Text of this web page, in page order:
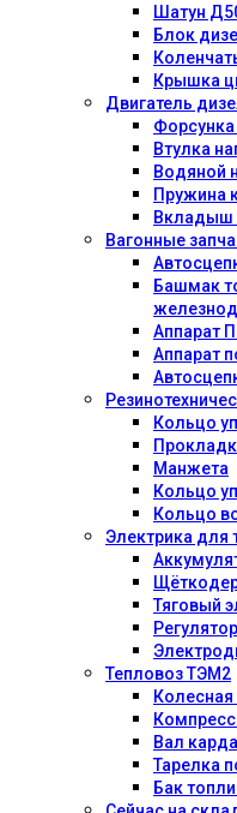
Шатун
Блок
Крышка
Двигатель
Втулка
Водяной
Пружина
Вкладыш
Вагонные
Башмак
Аппарат
Аппарат
Кольцо
Манжета
Кольцо
Кольцо
Электрика для
Тяговый
Тепловоз ТЭМ2
Вал
Тарелка
Бак